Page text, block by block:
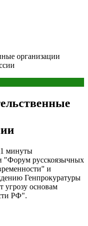
организации
1 минуты
"Форум русскоязычных
и
Генпрокуратуры
угрозу основам
РФ".